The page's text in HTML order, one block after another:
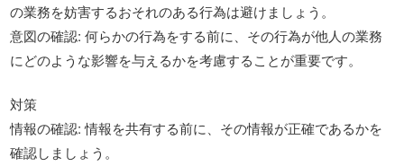
の業務を妨害するおそれのある行為は避けましょう。
意図の確認: 何らかの行為をする前に、その行為が他人の業務
にどのような影響を与えるかを考慮することが重要です。
対策
情報の確認: 情報を共有する前に、その情報が正確であるかを
確認しましょう。